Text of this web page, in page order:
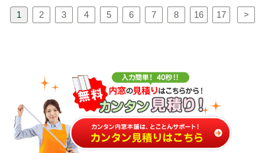
1 2 3 4 5 6 7 8 16 17 >